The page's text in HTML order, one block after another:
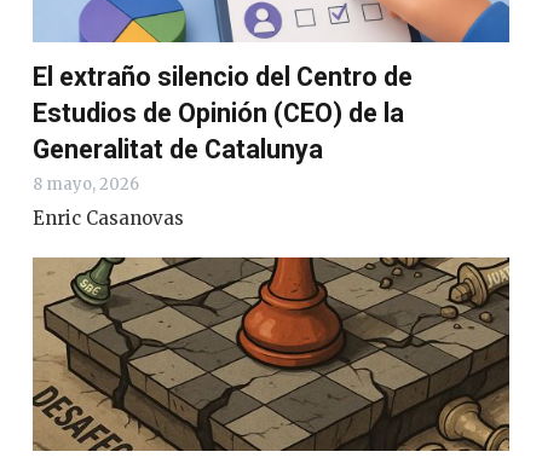
El extraño silencio del Centro de
Estudios de Opinión (CEO) de la
Generalitat de Catalunya
8 mayo, 2026
Enric Casanovas